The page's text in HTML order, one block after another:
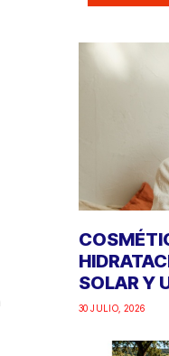
SOLAR Y
30 JULIO, 2026